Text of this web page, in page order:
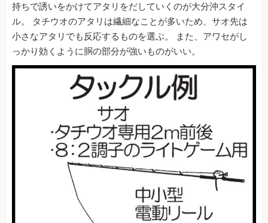
持ちで誘いをかけてアタリをだしていくのが大分沖スタイ
ル。 タチウオのアタリは繊細なことが多いため、サオ先は
小さなアタリでも反応するものを選ぶ。 また、アワセがし
っかり効くように胴の部分が強いものがいい。